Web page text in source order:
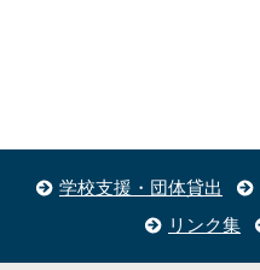
学校支援・団体貸出
リンク集